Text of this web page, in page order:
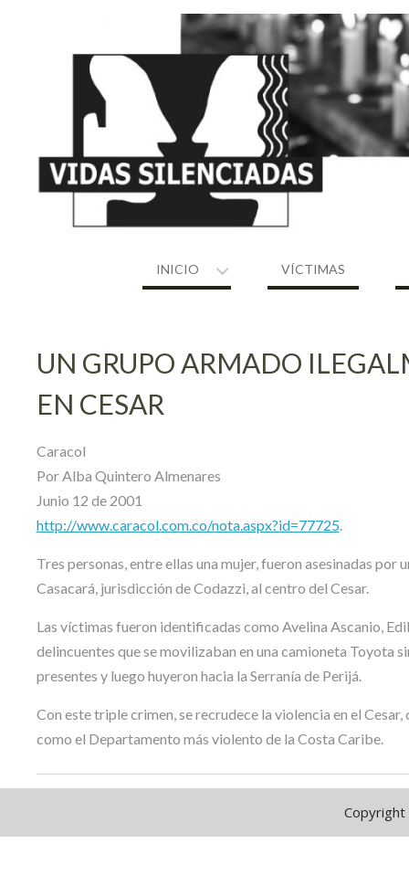
INICIO VÍCTIMAS
UN GRUPO ARMADO
EN CESAR
Caracol
Por Alba Quintero Almenares
Junio 12 de 2001
http://www.caracol.com.co/nota.aspx?id=77725.
Tres personas, entre ellas una mujer, fueron asesinadas
Casacará, jurisdicción de Codazzi, al centro del Cesar.
Las víctimas fueron identificadas como Avelina Ascanio,
delincuentes que se movilizaban en una camioneta Toyota
presentes y luego huyeron hacia la Serranía de Perijá.
Con este triple crimen, se recrudece la violencia en el
como el Departamento más violento de la Costa Caribe.
Copyright